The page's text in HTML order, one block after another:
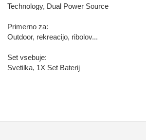
Technology, Dual Power Source
Primerno za:
Outdoor, rekreacijo, ribolov...
Set vsebuje:
Svetilka, 1X Set Baterij